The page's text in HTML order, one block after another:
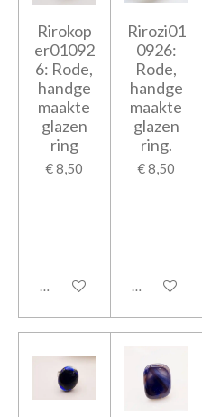
Rirokop
er01092
6: Rode,
handge
maakte
glazen
ring
€ 8,50
In winkelwagen
Rirozi01
0926:
Rode,
handge
maakte
glazen
ring.
€ 8,50
In